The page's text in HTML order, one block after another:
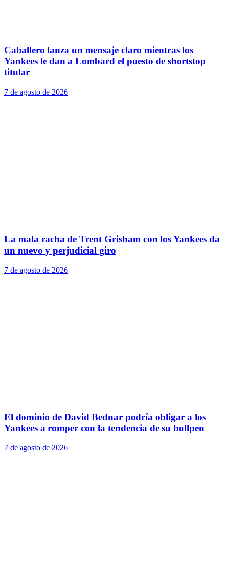
Caballero lanza un mensaje claro mientras los
Yankees le dan a Lombard el puesto de shortstop
titular
7 de agosto de 2026
La mala racha de Trent Grisham con los Yankees da
un nuevo y perjudicial giro
7 de agosto de 2026
El dominio de David Bednar podría obligar a los
Yankees a romper con la tendencia de su bullpen
7 de agosto de 2026